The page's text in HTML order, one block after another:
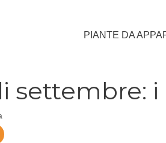
PIANTE DA
settembre: i